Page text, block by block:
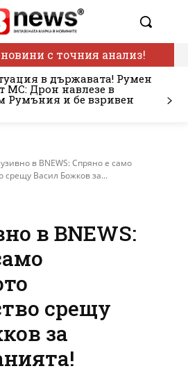
с точния анализ!
в държавата! Румен
МС: Дрон навлезе в
Румъния и бе взривен
в BNEWS: Спряно е само
срещу Васил Божков за...
в BNEWS:
срещу
за